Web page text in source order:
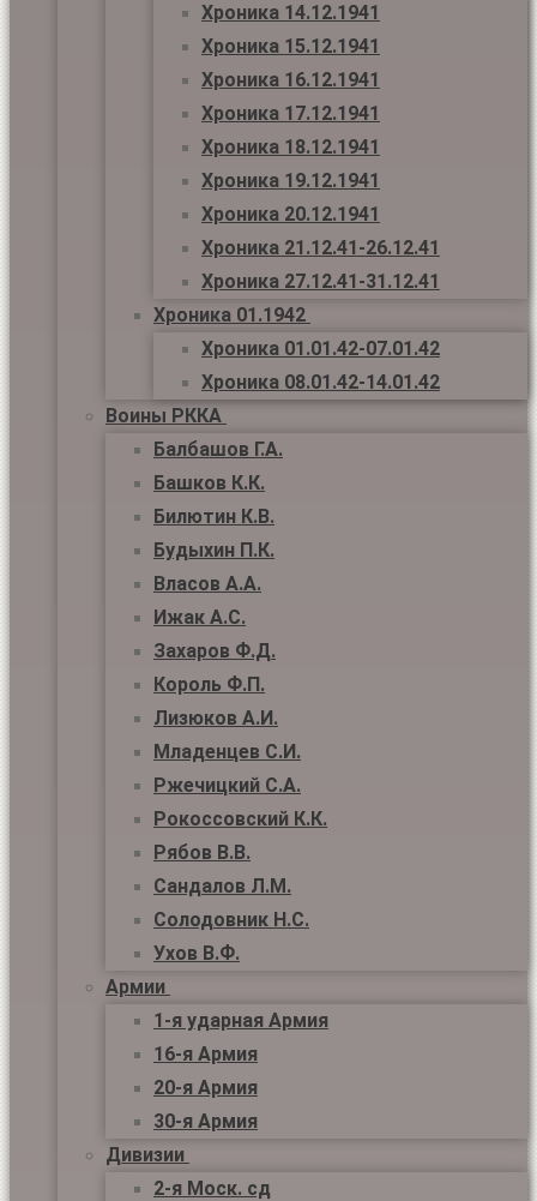
Хроника 14.12.1941
Хроника 15.12.1941
Хроника 16.12.1941
Хроника 17.12.1941
Хроника 18.12.1941
Хроника 19.12.1941
Хроника 20.12.1941
Хроника 21.12.41-26.12.41
Хроника 27.12.41-31.12.41
Хроника 01.1942
Хроника 01.01.42-07.01.42
Хроника 08.01.42-14.01.42
Воины РККА
Балбашов Г.А.
Башков К.К.
Билютин К.В.
Будыхин П.К.
Власов А.А.
Ижак А.С.
Захаров Ф.Д.
Король Ф.П.
Лизюков А.И.
Младенцев С.И.
Ржечицкий С.А.
Рокоссовский К.К.
Рябов В.В.
Сандалов Л.М.
Солодовник Н.С.
Ухов В.Ф.
Армии
1-я ударная Армия
16-я Армия
20-я Армия
30-я Армия
Дивизии
2-я Моск. сд